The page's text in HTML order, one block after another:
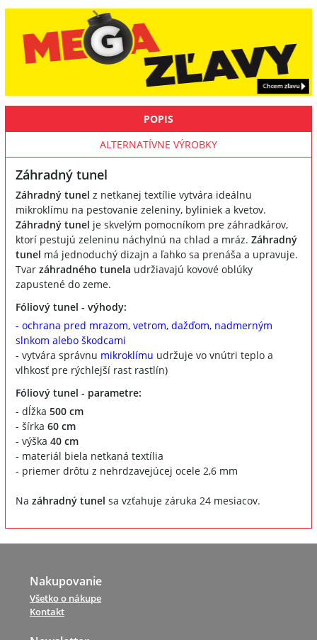
POPIS
ALTERNATÍVNE VÝROBKY
Záhradný tunel
Záhradný tunel z netkanej textílie vytvára ideálnu
mikroklímu na pestovanie zeleniny, byliniek a kvetov.
Záhradný tunel je skvelým pomocníkom pre záhradkárov,
ktorí pestujú zeleninu náchylnú na chlad a mráz. Záhradný
tunel má jednoduchý dizajn a ľahko sa prenáša a upravuje.
Tvar záhradného tunela udržiavajú kovové oblúky
zapustené do zeme.
Fóliový tunel - výhody:
- ochrana pred mrazom, vetrom, dažďom, nadmerným
slnkom alebo škodcami
- vytvára správnu mikroklímu udržuje vo vnútri teplo a
vlhkosť pre rýchlejší rast rastlín)
Fóliový tunel - parametre:
- dĺžka 500 cm
- šírka 60 cm
- výška 40 cm
- materiál biela netkaná textília
- priemer drôtu z nehrdzavejúcej ocele 2,6 mm
Na záhradný tunel sa vzťahuje záruka 24 mesiacov.
Nakupovanie
Všetko o nákupe
Kontakt